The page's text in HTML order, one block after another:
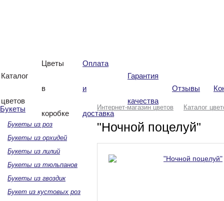
Букеты
Букеты из роз
Букеты из орхидей
Букеты из лилий
Букеты из тюльпанов
Букеты из гвоздик
Букет из кустовых роз
Интернет-магазин цветов Каталог
"Ночной поцелуй"
Каталог
цветов
Цветы
в
коробке
Оплата
и
доставка
Гарантия
качества
Отзывы